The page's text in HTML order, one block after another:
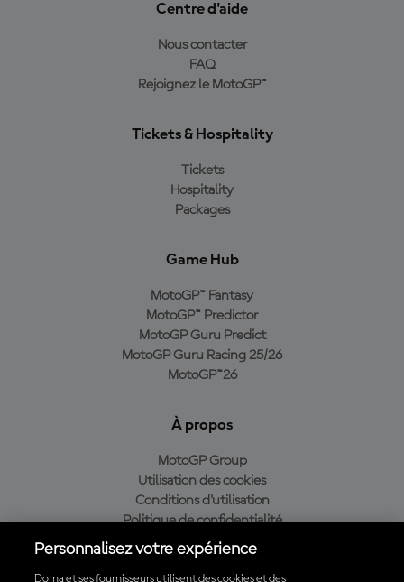
Centre d'aide
Nous contacter
FAQ
Rejoignez le MotoGP™
Tickets & Hospitality
Tickets
Hospitality
Packages
Game Hub
MotoGP™ Fantasy
MotoGP™ Predictor
MotoGP Guru Predict
MotoGP Guru Racing 25/26
MotoGP™26
À propos
MotoGP Group
Utilisation des cookies
Conditions d'utilisation
Politique de confidentialité
Politique d’achat
Personnalisez votre expérience
Dorna et ses fournisseurs utilisent des cookies et des